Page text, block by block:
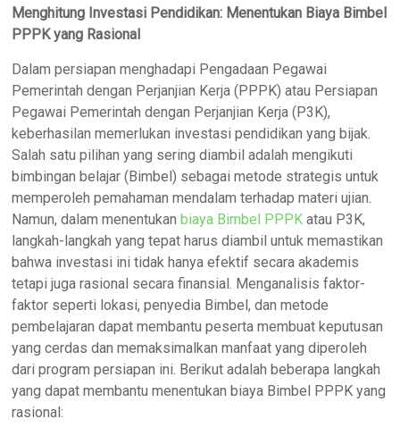
Menghitung Investasi Pendidikan: Menentukan Biaya Bimbel
PPPK yang Rasional
Dalam persiapan menghadapi Pengadaan Pegawai
Pemerintah dengan Perjanjian Kerja (PPPK) atau Persiapan
Pegawai Pemerintah dengan Perjanjian Kerja (P3K),
keberhasilan memerlukan investasi pendidikan yang bijak.
Salah satu pilihan yang sering diambil adalah mengikuti
bimbingan belajar (Bimbel) sebagai metode strategis untuk
memperoleh pemahaman mendalam terhadap materi ujian.
Namun, dalam menentukan biaya Bimbel PPPK atau P3K,
langkah-langkah yang tepat harus diambil untuk memastikan
bahwa investasi ini tidak hanya efektif secara akademis
tetapi juga rasional secara finansial. Menganalisis faktor-
faktor seperti lokasi, penyedia Bimbel, dan metode
pembelajaran dapat membantu peserta membuat keputusan
yang cerdas dan memaksimalkan manfaat yang diperoleh
dari program persiapan ini. Berikut adalah beberapa langkah
yang dapat membantu menentukan biaya Bimbel PPPK yang
rasional: